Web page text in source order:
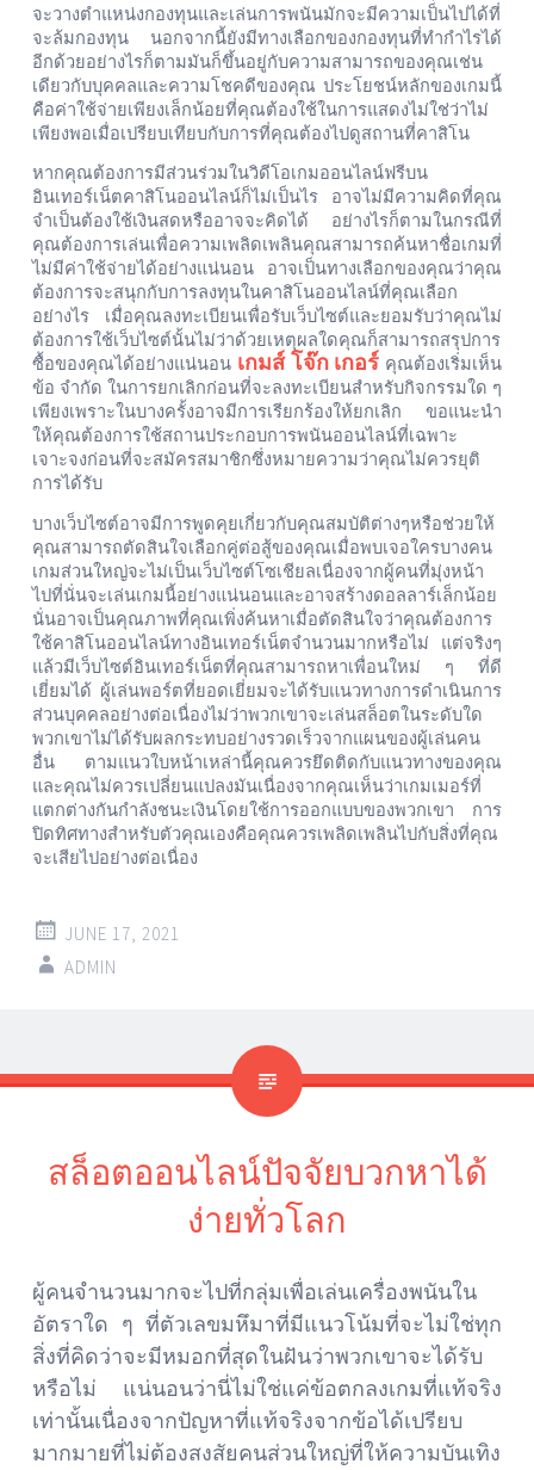
จะวางตำแหน่งกองทุนและเล่นการพนันมักจะมีความเป็นไปได้ที่
จะล้มกองทุน
นอกจากนี้ยังมีทางเลือกของกองทุนที่ทำกำไรได้
อีกด้วยอย่างไรก็ตามมันก็ขึ้นอยู่กับความสามารถของคุณเช่น
เดียวกับบุคคลและความโชคดีของคุณ ประโยชน์หลักของเกมนี้
คือค่าใช้จ่ายเพียงเล็กน้อยที่คุณต้องใช้ในการแสดงไม่ใช่ว่าไม่
เพียงพอเมื่อเปรียบเทียบกับการที่คุณต้องไปดูสถานที่คาสิโน
หากคุณต้องการมีส่วนร่วมในวิดีโอเกมออนไลน์ฟรีบน
อินเทอร์เน็ตคาสิโนออนไลน์ก็ไม่เป็นไร
อาจไม่มีความคิดที่คุณ
จำเป็นต้องใช้เงินสดหรืออาจจะคิดได้
อย่างไรก็ตามในกรณีที่
คุณต้องการเล่นเพื่อความเพลิดเพลินคุณสามารถค้นหาชื่อเกมที่
ไม่มีค่าใช้จ่ายได้อย่างแน่นอน
อาจเป็นทางเลือกของคุณว่าคุณ
ต้องการจะสนุกกับการลงทุนในคาสิโนออนไลน์ที่คุณเลือก
อย่างไร
เมื่อคุณลงทะเบียนเพื่อรับเว็บไซต์และยอมรับว่าคุณไม่
ต้องการใช้เว็บไซต์นั้นไม่ว่าด้วยเหตุผลใดคุณก็สามารถสรุปการ
ซื้อของคุณได้อย่างแน่นอน เกมส์ โจ๊ก เกอร์ คุณต้องเริ่มเห็น
ข้อ จำกัด ในการยกเลิกก่อนที่จะลงทะเบียนสำหรับกิจกรรมใด ๆ
เพียงเพราะในบางครั้งอาจมีการเรียกร้องให้ยกเลิก
ขอแนะนำ
ให้คุณต้องการใช้สถานประกอบการพนันออนไลน์ที่เฉพาะ
เจาะจงก่อนที่จะสมัครสมาชิกซึ่งหมายความว่าคุณไม่ควรยุติ
การได้รับ
บางเว็บไซต์อาจมีการพูดคุยเกี่ยวกับคุณสมบัติต่างๆหรือช่วยให้
คุณสามารถตัดสินใจเลือกคู่ต่อสู้ของคุณเมื่อพบเจอใครบางคน
เกมส่วนใหญ่จะไม่เป็นเว็บไซต์โซเชียลเนื่องจากผู้คนที่มุ่งหน้า
ไปที่นั่นจะเล่นเกมนี้อย่างแน่นอนและอาจสร้างดอลลาร์เล็กน้อย
นั่นอาจเป็นคุณภาพที่คุณเพิ่งค้นหาเมื่อตัดสินใจว่าคุณต้องการ
ใช้คาสิโนออนไลน์ทางอินเทอร์เน็ตจำนวนมากหรือไม่
แต่จริงๆ
แล้วมีเว็บไซต์อินเทอร์เน็ตที่คุณสามารถหาเพื่อนใหม่
ๆ
ที่ดี
เยี่ยมได้ ผู้เล่นพอร์ตที่ยอดเยี่ยมจะได้รับแนวทางการดำเนินการ
ส่วนบุคคลอย่างต่อเนื่องไม่ว่าพวกเขาจะเล่นสล็อตในระดับใด
พวกเขาไม่ได้รับผลกระทบอย่างรวดเร็วจากแผนของผู้เล่นคน
อื่น
ตามแนวใบหน้าเหล่านี้คุณควรยึดติดกับแนวทางของคุณ
และคุณไม่ควรเปลี่ยนแปลงมันเนื่องจากคุณเห็นว่าเกมเมอร์ที่
แตกต่างกันกำลังชนะเงินโดยใช้การออกแบบของพวกเขา
การ
ปิดทิศทางสำหรับตัวคุณเองคือคุณควรเพลิดเพลินไปกับสิ่งที่คุณ
จะเสียไปอย่างต่อเนื่อง
JUNE 17, 2021
ADMIN
สล็อตออนไลน์ปัจจัยบวกหาได้
ง่ายทั่วโลก
ผู้คนจำนวนมากจะไปที่กลุ่มเพื่อเล่นเครื่องพนันใน
อัตราใด ๆ ที่ตัวเลขมหึมาที่มีแนวโน้มที่จะไม่ใช่ทุก
สิ่งที่คิดว่าจะมีหมอกที่สุดในฝันว่าพวกเขาจะได้รับ
หรือไม่ แน่นอนว่านี่ไม่ใช่แค่ข้อตกลงเกมที่แท้จริง
เท่านั้นเนื่องจากปัญหาที่แท้จริงจากข้อได้เปรียบ
มากมายที่ไม่ต้องสงสัยคนส่วนใหญ่ที่ให้ความบันเทิง